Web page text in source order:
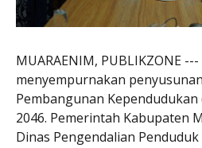
MUARAENIM, PUBLIKZONE ---
menyempurnakan
Pembangunan Kependudukan
2046. Pemerintah Kabupaten
Dinas Pengendalian